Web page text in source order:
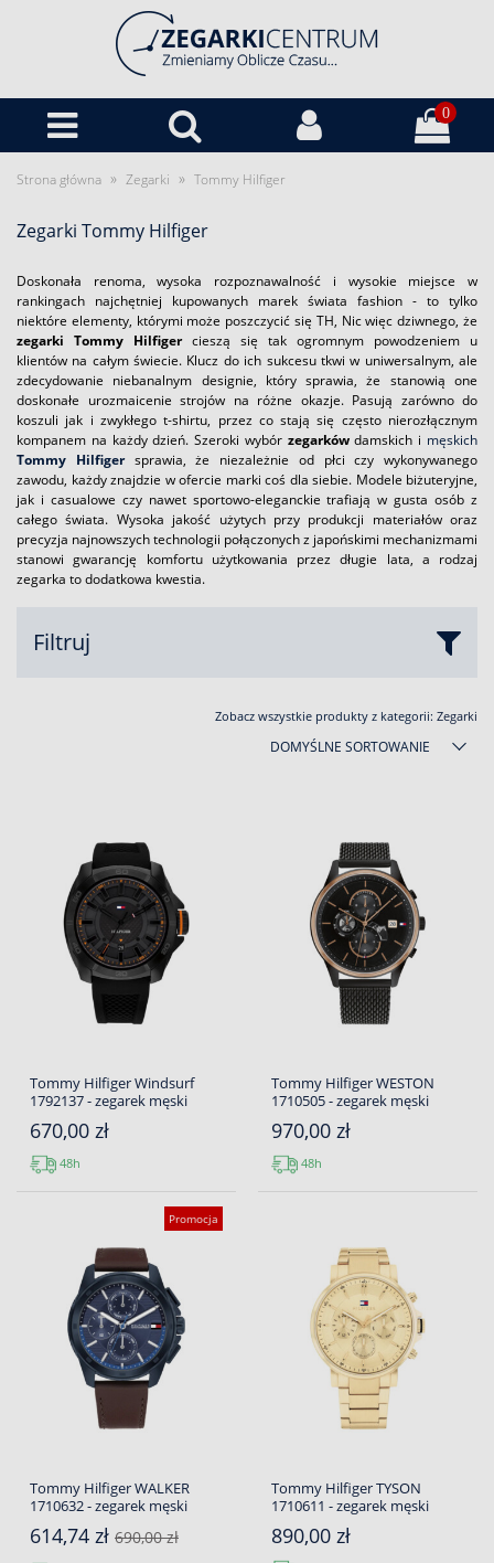
0
Strona główna » Zegarki » Tommy Hilfiger
Zegarki Tommy Hilfiger
Doskonała renoma, wysoka rozpoznawalność i wysokie miejsce w
rankingach najchętniej kupowanych marek świata fashion - to tylko
niektóre elementy, którymi może poszczycić się TH, Nic więc dziwnego, że
zegarki Tommy Hilfigercieszą się tak ogromnym powodzeniem u
klientów na całym świecie. Klucz do ich sukcesu tkwi w uniwersalnym, ale
zdecydowanie niebanalnym designie, który sprawia, że stanowią one
doskonałe urozmaicenie strojów na różne okazje. Pasują zarówno do
koszuli jak i zwykłego t-shirtu, przez co stają się często nierozłącznym
kompanem na każdy dzień. Szeroki wybór zegarkówdamskich i męskich
Tommy Hilfigersprawia, że niezależnie od płci czy wykonywanego
zawodu, każdy znajdzie w ofercie marki coś dla siebie. Modele biżuteryjne,
jak i casualowe czy nawet sportowo-eleganckie trafiają w gusta osób z
całego świata. Wysoka jakość użytych przy produkcji materiałów oraz
precyzja najnowszych technologii połączonych z japońskimi mechanizmami
stanowi gwarancję komfortu użytkowania przez długie lata, a rodzaj
zegarka to dodatkowa kwestia.
Filtruj
Zobacz wszystkie produkty z kategorii: Zegarki
DOMYŚLNE SORTOWANIE
Tommy Hilfiger Windsurf
1792137 - zegarek męski
670,00 zł
48h
Tommy Hilfiger WESTON
1710505 - zegarek męski
970,00 zł
48h
Promocja
Tommy Hilfiger WALKER
1710632 - zegarek męski
614,74 zł 690,00 zł
Tommy Hilfiger TYSON
1710611 - zegarek męski
890,00 zł